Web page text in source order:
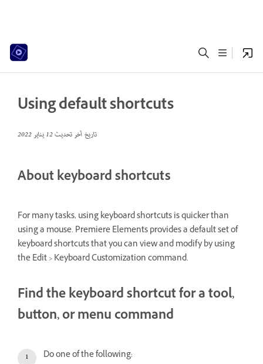
Using default shortcuts
تاريخ آخر تحديث12 يناير 2022
About keyboard shortcuts
For many tasks, using keyboard shortcuts is quicker than
using a mouse. Premiere Elements provides a default set of
keyboard shortcuts that you can view and modify by using
the Edit > Keyboard Customization command.
Find the keyboard shortcut for a tool,
button, or menu command
Do one of the following: